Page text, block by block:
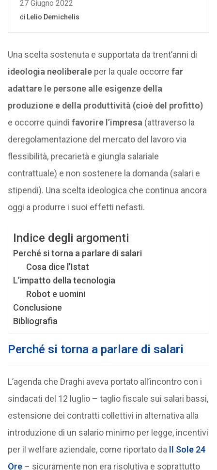
Una scelta sostenuta e supportata da trent’anni di
ideologia neoliberaleper la quale occorre far
adattare le persone alle esigenze della
produzione e della produttività (cioè del profitto)
e occorre quindi favorire l’impresa (attraverso la
deregolamentazione del mercato del lavoro via
flessibilità, precarietà e giungla salariale
contrattuale) e non sostenere la domanda (salari e
stipendi). Una scelta ideologica che continua ancora
oggi a produrre i suoi effetti nefasti.
Indice degli argomenti
Perché si torna a parlare di salari
Cosa dice l’Istat
L’impatto della tecnologia
Robot e uomini
Conclusione
Bibliografia
Perché si torna a parlare di salari
L’agenda che Draghi aveva portato all’incontro con i
sindacati del 12 luglio – taglio fiscale sui salari bassi,
estensione dei contratti collettivi in alternativa alla
introduzione di un salario minimo per legge, incentivi
per il welfare aziendale, come riportato da Il Sole 24
Ore– sicuramente non era risolutiva e soprattutto